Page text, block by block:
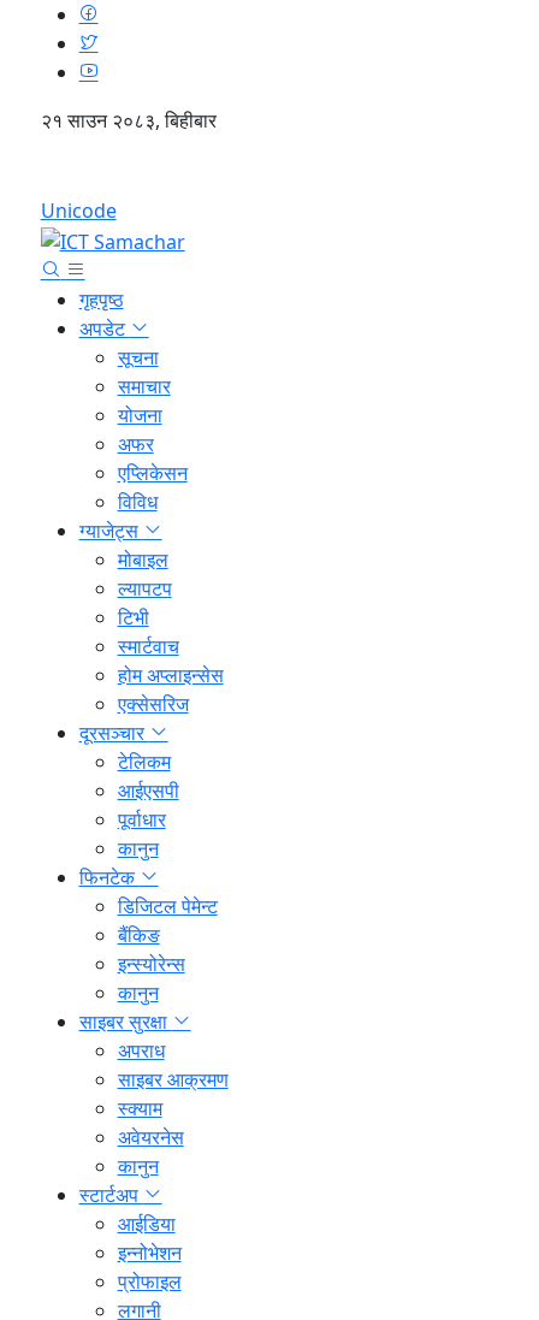
२१ साउन २०८३, बिहीबार
Unicode
गृहपृष्ठ
अपडेट
सूचना
समाचार
योजना
अफर
एप्लिकेसन
विविध
ग्याजेट्स
मोबाइल
ल्यापटप
टिभी
स्मार्टवाच
होम अप्लाइन्सेस
एक्सेसरिज
दूरसञ्चार
टेलिकम
आईएसपी
पूर्वाधार
कानुन
फिनटेक
डिजिटल पेमेन्ट
बैंकिङ
इन्स्योरेन्स
कानुन
साइबर सुरक्षा
अपराध
साइबर आक्रमण
स्क्याम
अवेयरनेस
कानुन
स्टार्टअप
आईडिया
इन्नोभेशन
प्रोफाइल
लगानी